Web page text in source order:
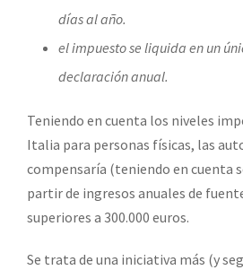
días al año.
el impuesto se liquida en un
declaración anual.
Teniendo en cuenta los niveles
Italia para personas físicas, las
compensaría (teniendo en cuenta
partir de ingresos anuales de
superiores a 300.000 euros.
Se trata de una iniciativa más (y